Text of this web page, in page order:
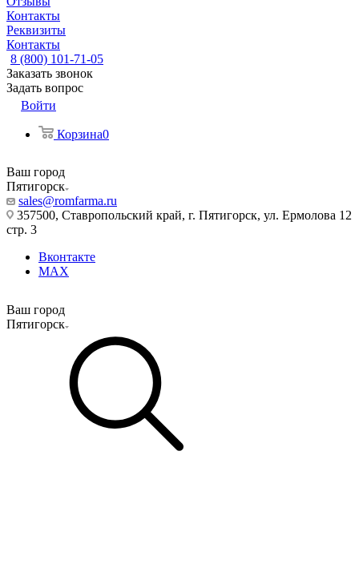
Контакты
Реквизиты
Контакты
8 (800) 101-71-05
Заказать звонок
Задать вопрос
Войти
Корзина0
Ваш город
Пятигорск
sales@romfarma.ru
357500, Ставропольский край, г. Пятигорск, ул. Ермолова 12
стр. 3
Вконтакте
MAX
Ваш город
Пятигорск